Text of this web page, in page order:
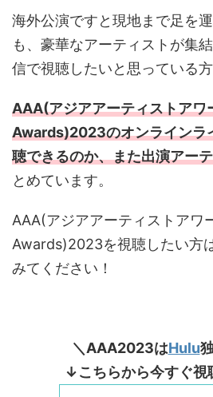
海外公演ですと現地まで足を
も、豪華なアーティストが集
信で視聴したいと思っている
AAA(アジアアーティストア
Awards)2023のオンラインラ
聴できるのか、また出演アー
とめています。
AAA(アジアアーティストアワ
Awards)2023を視聴したい方
みてください！
＼AAA2023はHulu
↓こちらから今すぐ